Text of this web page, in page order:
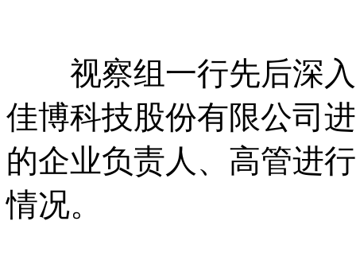
视察组一行先后深入
佳博科技股份有限公司
的企业负责人、高管进
情况。